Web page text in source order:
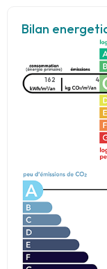
Bilan
162 4